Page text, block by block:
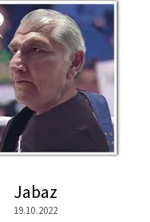
Jabaz
19.10.2022